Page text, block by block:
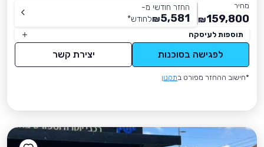
מחיר
159,800
₪
החזר חודשי מ-
5,581
₪לחודש*
תוספות לעיסקה
לפגישה בסוכנות יצירת קשר
*חישוב ההחזר מפורט בתקנון